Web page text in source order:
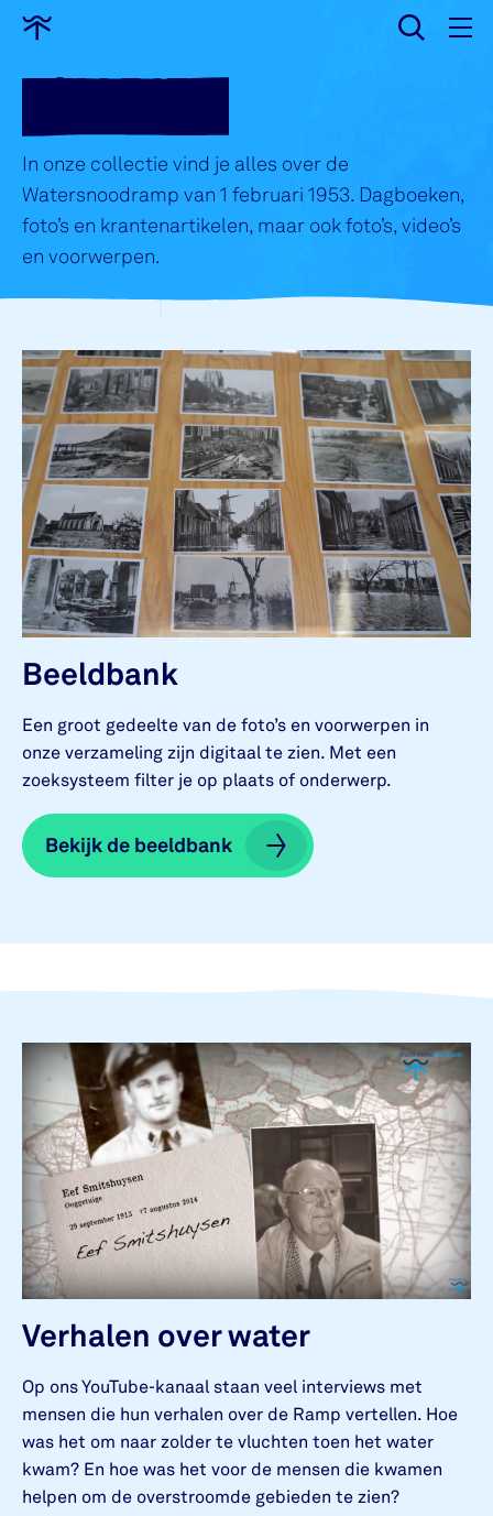
Ga
home
In onze collectie vind je alles over de
Watersnoodramp van 1 februari 1953. Dagboeken,
foto’s en krantenartikelen, maar ook foto’s, video’s
en voorwerpen.
Beeldbank
Een groot gedeelte van de foto’s en voorwerpen in
onze verzameling zijn digitaal te zien. Met een
zoeksysteem filter je op plaats of onderwerp.
Bekijk de beeldbank
Bekijk de beeldbank
Verhalen over water
Op ons YouTube-kanaal staan veel interviews met
mensen die hun verhalen over de Ramp vertellen. Hoe
was het om naar zolder te vluchten toen het water
kwam? En hoe was het voor de mensen die kwamen
helpen om de overstroomde gebieden te zien?